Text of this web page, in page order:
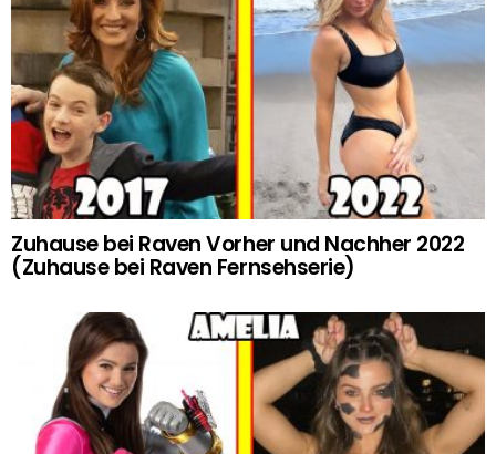
Zuhause bei Raven Vorher und Nachher 2022
(Zuhause bei Raven Fernsehserie)